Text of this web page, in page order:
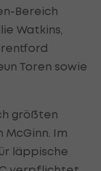
Bereich
Watkins,
Toren sowie
größten
Im
läppische